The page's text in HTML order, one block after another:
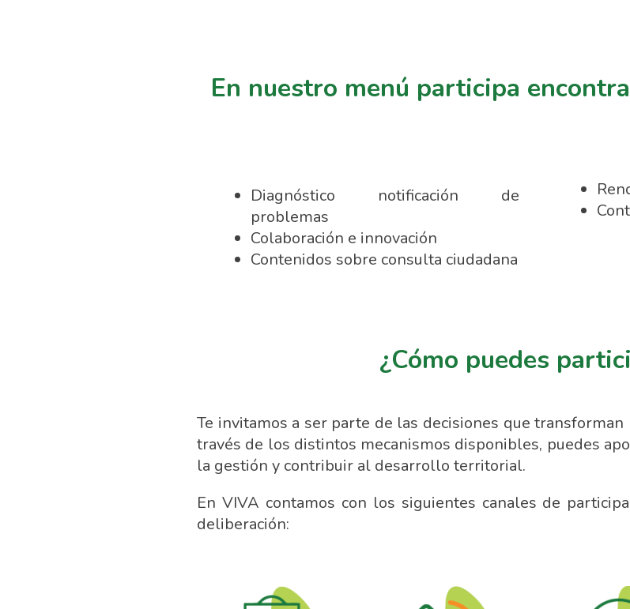
En nuestro menú participa
Diagnóstico notificación de
problemas
Colaboración e innovación
Contenidos sobre consulta ciudadana
¿Cómo puedes
Te invitamos a ser parte de las decisiones que
través de los distintos mecanismos disponibles, puedes
la gestión y contribuir al desarrollo territorial.
En VIVA contamos con los siguientes canales de
deliberación: